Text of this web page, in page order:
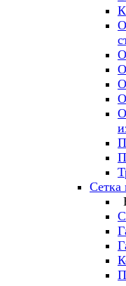
Сетка